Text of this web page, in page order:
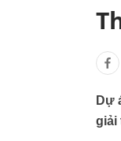
Dự
giải